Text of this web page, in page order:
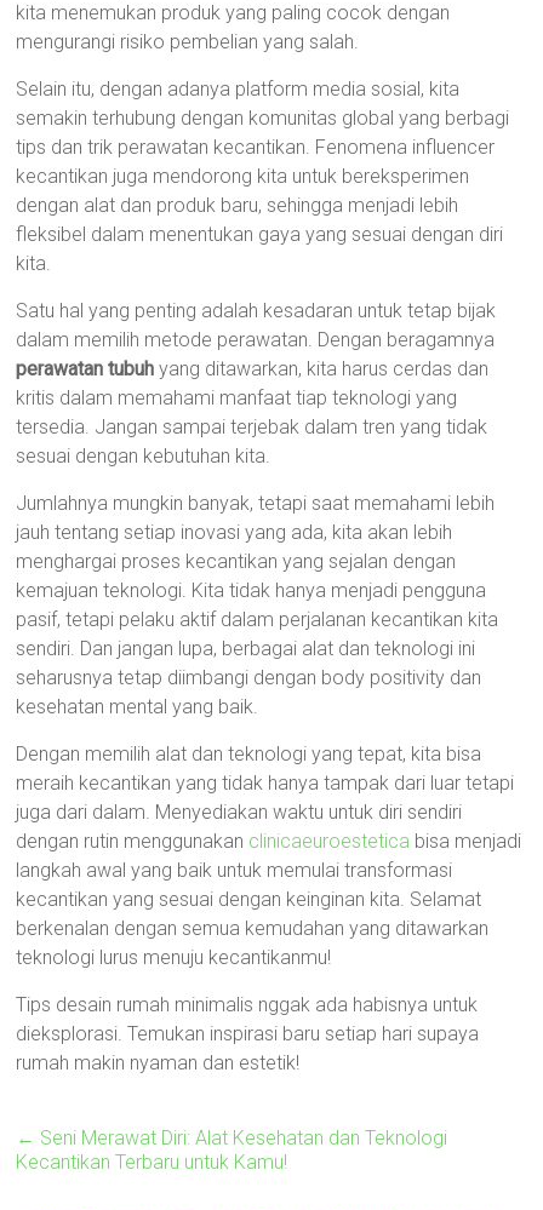
kita menemukan produk yang paling cocok dengan
mengurangi risiko pembelian yang salah.
Selain itu, dengan adanya platform media sosial, kita
semakin terhubung dengan komunitas global yang berbagi
tips dan trik perawatan kecantikan. Fenomena influencer
kecantikan juga mendorong kita untuk bereksperimen
dengan alat dan produk baru, sehingga menjadi lebih
fleksibel dalam menentukan gaya yang sesuai dengan diri
kita.
Satu hal yang penting adalah kesadaran untuk tetap bijak
dalam memilih metode perawatan. Dengan beragamnya
perawatan tubuh yang ditawarkan, kita harus cerdas dan
kritis dalam memahami manfaat tiap teknologi yang
tersedia. Jangan sampai terjebak dalam tren yang tidak
sesuai dengan kebutuhan kita.
Jumlahnya mungkin banyak, tetapi saat memahami lebih
jauh tentang setiap inovasi yang ada, kita akan lebih
menghargai proses kecantikan yang sejalan dengan
kemajuan teknologi. Kita tidak hanya menjadi pengguna
pasif, tetapi pelaku aktif dalam perjalanan kecantikan kita
sendiri. Dan jangan lupa, berbagai alat dan teknologi ini
seharusnya tetap diimbangi dengan body positivity dan
kesehatan mental yang baik.
Dengan memilih alat dan teknologi yang tepat, kita bisa
meraih kecantikan yang tidak hanya tampak dari luar tetapi
juga dari dalam. Menyediakan waktu untuk diri sendiri
dengan rutin menggunakan clinicaeuroestetica bisa menjadi
langkah awal yang baik untuk memulai transformasi
kecantikan yang sesuai dengan keinginan kita. Selamat
berkenalan dengan semua kemudahan yang ditawarkan
teknologi lurus menuju kecantikanmu!
Tips desain rumah minimalis nggak ada habisnya untuk
dieksplorasi. Temukan inspirasi baru setiap hari supaya
rumah makin nyaman dan estetik!
← Seni Merawat Diri: Alat Kesehatan dan Teknologi
Kecantikan Terbaru untuk Kamu!